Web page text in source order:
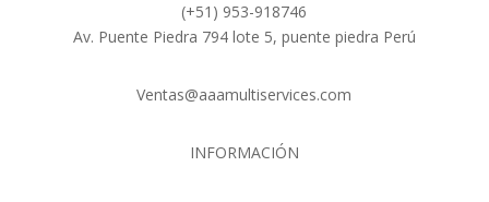
(+51) 953-918746
Av. Puente Piedra 794 lote 5, puente piedra Perú
Ventas@aaamultiservices.com
INFORMACIÓN